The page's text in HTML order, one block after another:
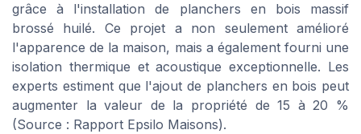
grâce à l'installation de planchers en bois massif
brossé huilé. Ce projet a non seulement amélioré
l'apparence de la maison, mais a également fourni une
isolation thermique et acoustique exceptionnelle. Les
experts estiment que l'ajout de planchers en bois peut
augmenter la valeur de la propriété de 15 à 20 %
(Source : Rapport Epsilo Maisons).